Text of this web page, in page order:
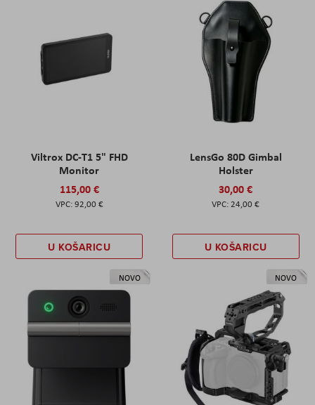
Viltrox DC-T1 5" FHD
Monitor
115,00 €
92,00 €
U KOŠARICU
LensGo 80D Gimbal
Holster
30,00 €
24,00 €
U KOŠARICU
NOVO NOVO